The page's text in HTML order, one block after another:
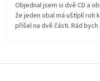
Objednal jsem si dvě CD a
že jeden obal má uštíplí roh
přišel na dvě části. Rád
F